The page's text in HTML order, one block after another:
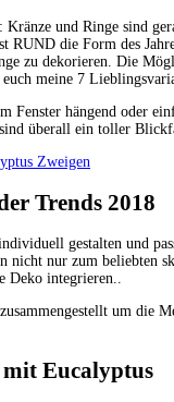
Kränze und Ringe sind
RUND die Form des
zu dekorieren. Die
meine 7
Fenster hängend oder
überall ein toller
Trends 2018
gestalten und
nicht nur zum beliebten
Deko integrieren..
um die
Eucalyptus